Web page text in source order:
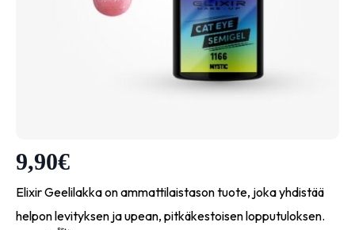
9,90€
Elixir Geelilakka on ammattilaistason tuote, joka yhdistää
helpon levityksen ja upean, pitkäkestoisen lopputuloksen.